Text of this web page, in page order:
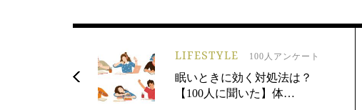
LIFESTYLE 100人アンケート
眠いときに効く対処法は？
【100人に聞いた】体…